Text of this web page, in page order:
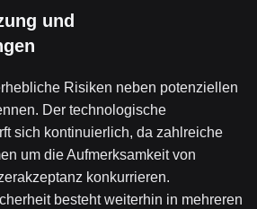
und
Risiken neben potenziellen
Der technologische
sich kontinuierlich, da zahlreiche
um die Aufmerksamkeit von
konkurrieren.
besteht weiterhin in mehreren